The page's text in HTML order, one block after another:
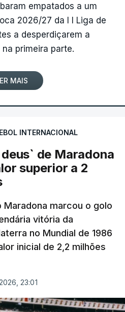
empatados a um
2026/27 da I I Liga de
a desperdiçarem a
primeira parte.
MAIS
INTERNACIONAL
de Maradona
superior a 2
marcou o golo
vitória da
no Mundial de 1986
inicial de 2,2 milhões
23:01